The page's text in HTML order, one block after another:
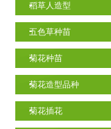
稻草人造型
五色草种苗
菊花种苗
菊花造型品种
菊花插花